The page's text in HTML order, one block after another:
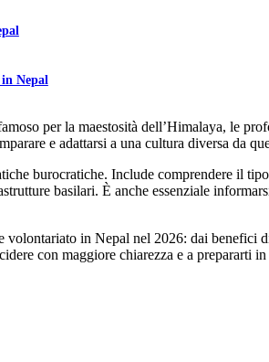
Nepal
per la maestosità dell’Himalaya, le
e adattarsi a una cultura diversa da
burocratiche. Include comprendere il
basilari. È anche essenziale
in Nepal nel 2026: dai benefici
con maggiore chiarezza e a prepararti